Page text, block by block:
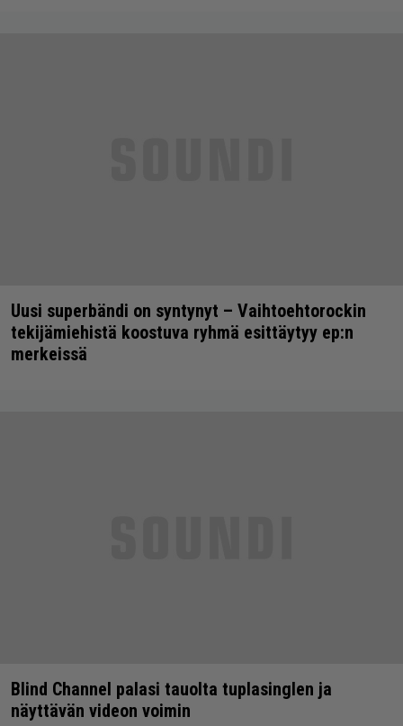
Uusi superbändi on syntynyt – Vaihtoehtorockin
tekijämiehistä koostuva ryhmä esittäytyy ep:n
merkeissä
Blind Channel palasi tauolta tuplasinglen ja
näyttävän videon voimin